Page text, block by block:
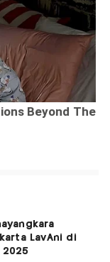
LavAni di
2025